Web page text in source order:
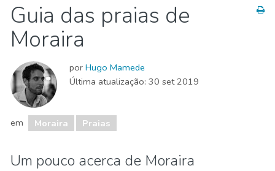
Praias
Guia das praias de
Moraira
por Hugo Mamede
Última atualização: 30 set 2019
em Moraira Praias
Um pouco acerca de Moraira